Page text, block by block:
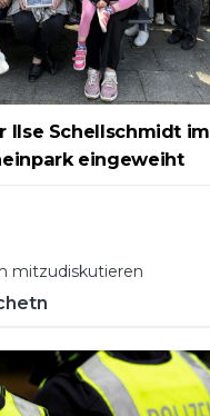
Ilse Schellschmidt im
eingeweiht
mitzudiskutieren